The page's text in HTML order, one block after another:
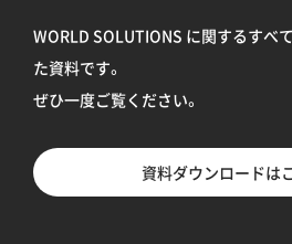
WORLD SOLUTIONS に関するすべ
た資料です。
ぜひ一度ご覧ください。
資料ダウンロードは